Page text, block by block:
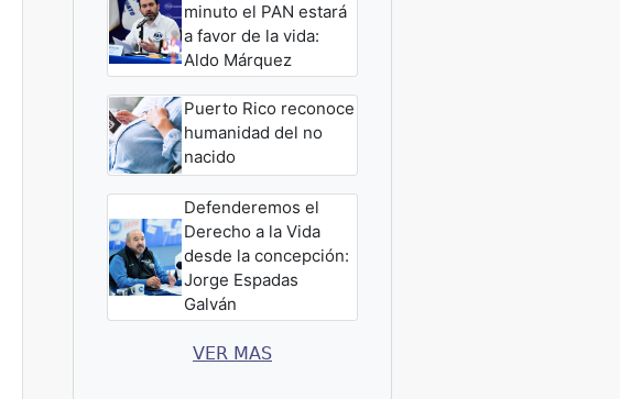
minuto el PAN estará
a favor de la vida:
Aldo Márquez
Puerto Rico reconoce
humanidad del no
nacido
Defenderemos el
Derecho a la Vida
desde la concepción:
Jorge Espadas
Galván
VER MAS